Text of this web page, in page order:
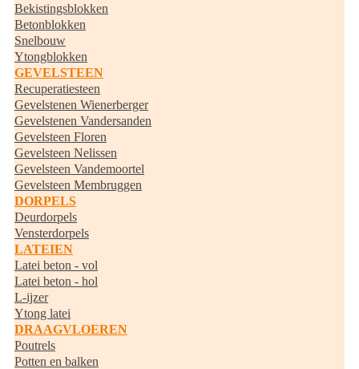
Bekistingsblokken
Betonblokken
Snelbouw
Ytongblokken
GEVELSTEEN
Recuperatiesteen
Gevelstenen Wienerberger
Gevelstenen Vandersanden
Gevelsteen Floren
Gevelsteen Nelissen
Gevelsteen Vandemoortel
Gevelsteen Membruggen
DORPELS
Deurdorpels
Vensterdorpels
LATEIEN
Latei beton - vol
Latei beton - hol
L-ijzer
Ytong latei
DRAAGVLOEREN
Poutrels
Potten en balken